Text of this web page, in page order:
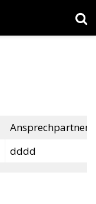
Ansprechpartner
dddd